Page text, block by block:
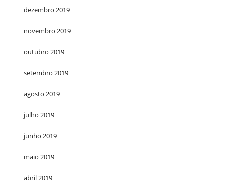
dezembro 2019
novembro 2019
outubro 2019
setembro 2019
agosto 2019
julho 2019
junho 2019
maio 2019
abril 2019